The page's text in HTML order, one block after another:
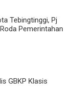
Tebingtinggi, Pj
Pemerintahan
GBKP Klasis